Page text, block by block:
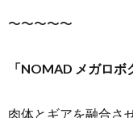
〜〜〜〜〜
「NOMAD メガロボ
肉体とギアを融合さ